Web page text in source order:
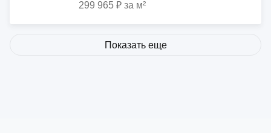
299 965 ₽ за м²
Показать еще